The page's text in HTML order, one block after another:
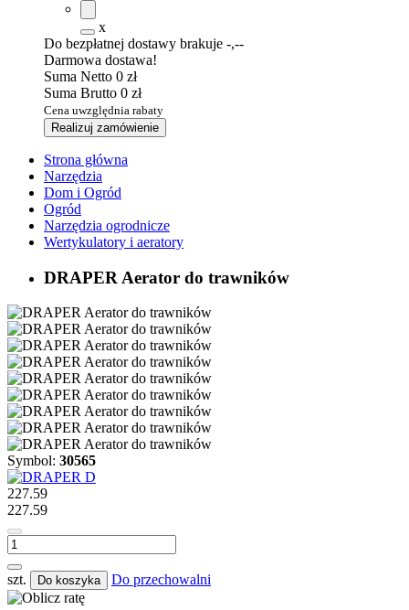
x
Do bezpłatnej dostawy brakuje -,--
Darmowa dostawa!
Suma Netto 0 zł
Suma Brutto 0 zł
Cena uwzględnia rabaty
Realizuj zamówienie
Strona główna
Narzędzia
Dom i Ogród
Ogród
Narzędzia ogrodnicze
Wertykulatory i aeratory
DRAPER Aerator do trawników
Symbol: 30565
227.59
227.59
szt. Do koszyka Do przechowalni